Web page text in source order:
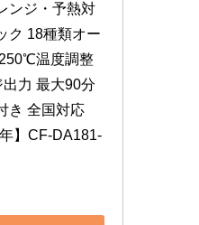
ンジ・予熱対
ク 18種類オー
温度調整
力 最大90分
き 全国対応
】CF-DA181-